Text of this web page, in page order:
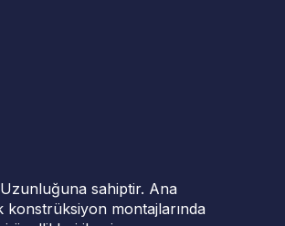
sahiptir. Ana
konstrüksiyon montajlarında